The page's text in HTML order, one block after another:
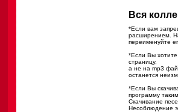
Вся
*Если вам
расширением.
переименуйте
*Если Вы
страницу,
а не на mp3
останется
*Если Вы
программу
Скачивание
Несоблюдение